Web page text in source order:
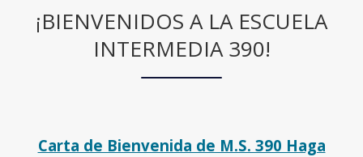
¡BIENVENIDOS A LA ESCUELA
INTERMEDIA 390!
Carta de Bienvenida de M.S. 390 Haga